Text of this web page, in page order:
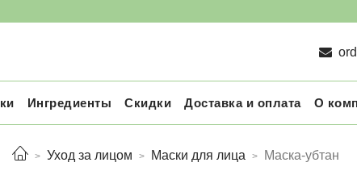
Ингредиенты Скидки Доставка и оплата О
Уход за лицом Маски для лица Маска-убтан